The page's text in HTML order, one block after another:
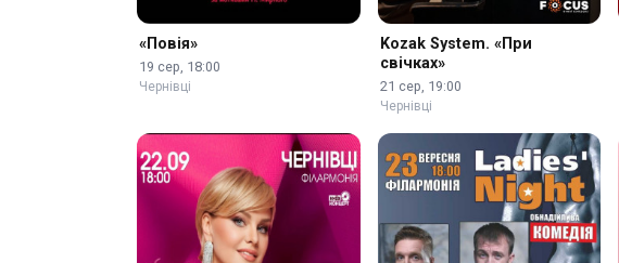
«Повія»
19 сер, 18:00
Чернівці
Kozak System. «При
свічках»
21 сер, 19:00
Чернівці